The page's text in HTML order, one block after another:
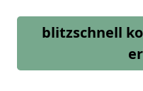
blitzschnell